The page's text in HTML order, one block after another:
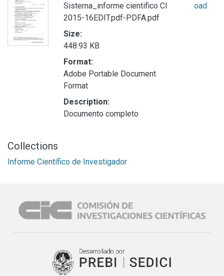
Sisterna_informe cientifico CI
2015-16EDIT.pdf-PDFA.pdf
Size:
448.93 KB
Format:
Adobe Portable Document
Format
Description:
Documento completo
oad
Collections
Informe Científico de Investigador